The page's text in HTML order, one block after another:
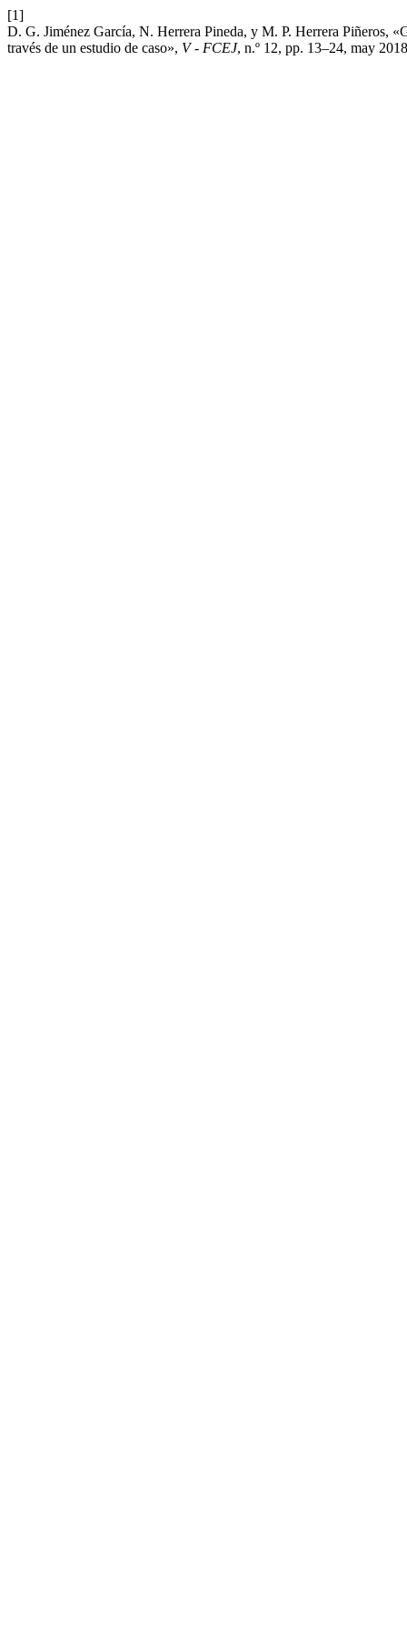
[1]
D. G. Jiménez García, N. Herrera Pineda, y M. P. Herrera Piñeros,
través de un estudio de caso», V - FCEJ, n.º 12, pp. 13–24, may